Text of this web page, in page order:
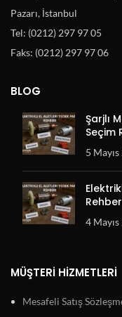
Pazarı, İstanbul
Tel: (0212) 297 97 05
Faks: (0212) 297 97 06
BLOG
Şarjlı
Seçim
5
4
MÜŞTERI HIZMETLERI
Mesafeli Satış